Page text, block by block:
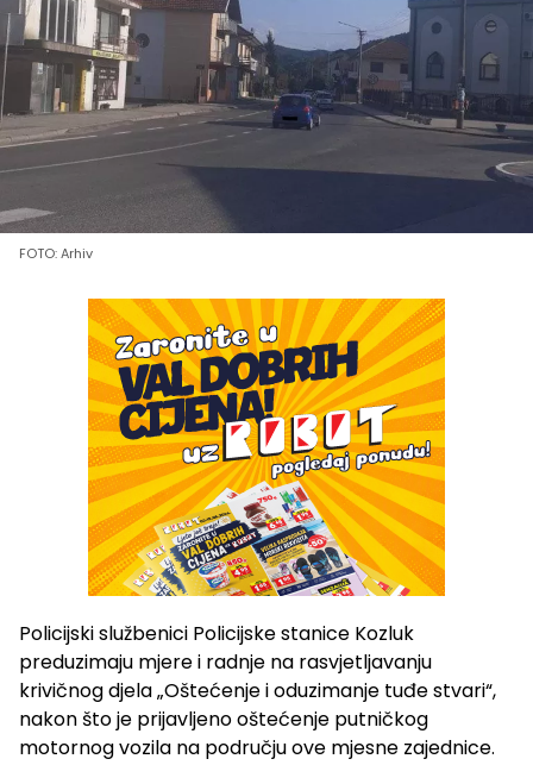
FOTO: Arhiv
Policijski službenici Policijske stanice Kozluk
preduzimaju mjere i radnje na rasvjetljavanju
krivičnog djela „Oštećenje i oduzimanje tuđe stvari“,
nakon što je prijavljeno oštećenje putničkog
motornog vozila na području ove mjesne zajednice.